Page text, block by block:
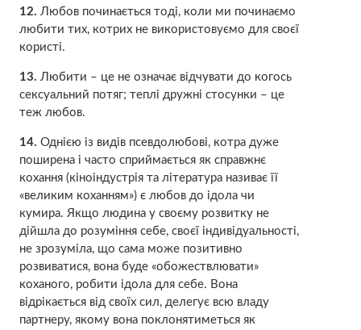
12. Любов починається тоді, коли ми починаємо
любити тих, котрих не використовуємо для своєї
користі.
13. Любити – це не означає відчувати до когось
сексуальний потяг; теплі дружні стосунки – це
теж любов.
14. Однією із видів псевдолюбові, котра дуже
поширена і часто сприймається як справжнє
кохання (кіноіндустрія та література називає її
«великим коханням») є любов до ідола чи
кумира. Якщо людина у своєму розвитку не
дійшла до розуміння себе, своєї індивідуальності,
не зрозуміла, що сама може позитивно
розвиватися, вона буде «обожествлювати»
коханого, робити ідола для себе. Вона
відрікається від своїх сил, делегує всю владу
партнеру, якому вона поклонятиметься як